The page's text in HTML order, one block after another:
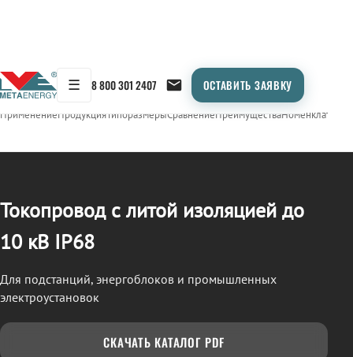
☰ 8 800 301 2407 ОСТАВИТЬ ЗАЯВКУ
← Продукция/ТОКОПРОВОД
ПрименениеПродукцияТипоразмерыСравнениеПреимуществаНоменклатура
Токопровод с литой изоляцией до
10 кВ IP68
Для подстанций, энергоблоков и промышленных
электроустановок
СКАЧАТЬ КАТАЛОГ PDF